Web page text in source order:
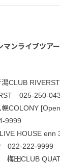
マンライブツア
CLUB
025-250-
COLONY
9999
HOUSE
222-9999
梅田CLUB